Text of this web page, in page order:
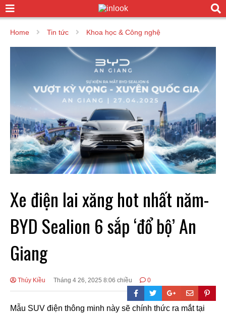
Home Tin tức Khoa học & Công nghệ
Xe điện lai xăng hot nhất năm-
BYD Sealion 6 sắp ‘đổ bộ’ An
Giang
Thúy Kiều Tháng 4 26, 2025 8:06 chiều 0
Mẫu SUV điện thông minh này sẽ chính thức ra mắt tại